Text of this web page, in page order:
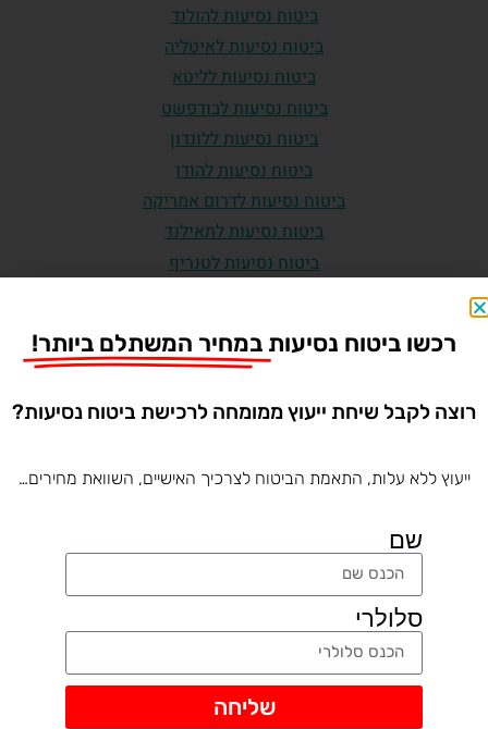
ביטוח נסיעות להולנד
ביטוח נסיעות לאיטליה
ביטוח נסיעות לליטא
ביטוח נסיעות לבודפשט
ביטוח נסיעות ללונדון
ביטוח נסיעות להודו
ביטוח נסיעות לדרום אמריקה
ביטוח נסיעות לתאילנד
ביטוח נסיעות לטנריף
רכשו ביטוח נסיעות במחיר המשתלם ביותר!
רוצה לקבל שיחת ייעוץ ממומחה לרכישת ביטוח נסיעות?
ייעוץ ללא עלות, התאמת הביטוח לצרכיך האישיים, השוואת מחירים…
שם
סלולרי
שליחה